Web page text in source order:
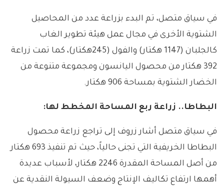
في سياق متصل، تم البدء بزراعة عدد من المحاصيل
الشتوية الأخرى في مجال عمل هيئة تطوير الغاب
كالجلبان (1147 هكتار) والفول (245هكتار)، كما تمت زراعة
392 هكتار من محصول اليانسون ومجموعة متنوعة من
الخضار الشتوية بمساحة 906 هكتار.
البطاطا.. زراعة ربع المساحة المخطط لها:
في سياق متصل أشار زروف إلى تراجع زراعة محصول
البطاطا الخريفية التي تجنى حالياً، حيث تم تنفيذ 693 هكتار
من أصل المساحة المقدرة 2246 هكتار، لأسباب عديدة
أهمها ارتفاع تكاليف الإنتاج وضعف السيولة النقدية عن